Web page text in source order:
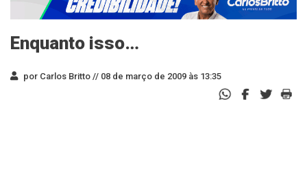
Enquanto isso…
por Carlos Britto // 08 de março de 2009 às 13:35